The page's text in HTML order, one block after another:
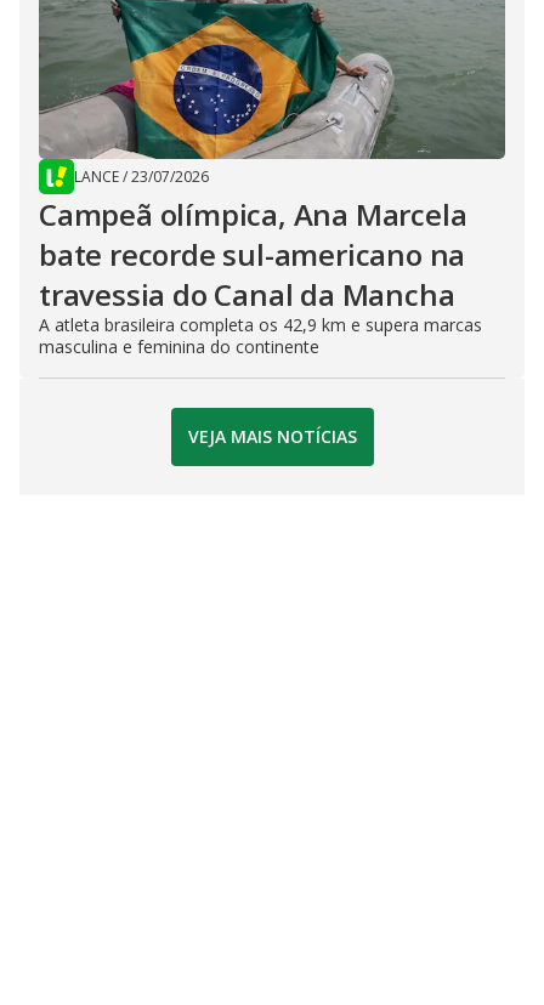
LANCE/23/07/2026
Campeã olímpica, Ana Marcela
bate recorde sul-americano na
travessia do Canal da Mancha
A atleta brasileira completa os 42,9 km e supera marcas
masculina e feminina do continente
VEJA MAIS NOTÍCIAS